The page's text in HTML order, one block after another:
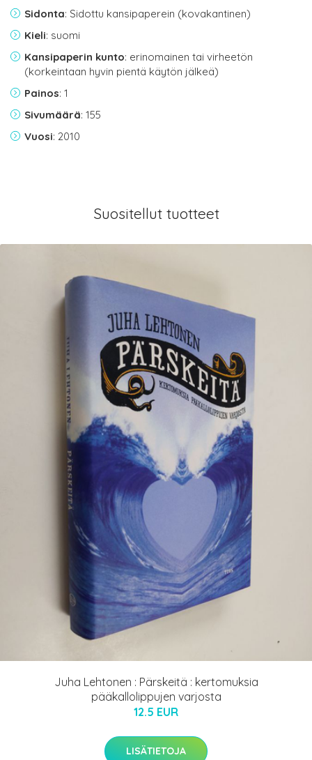
Sidonta: Sidottu kansipaperein (kovakantinen)
Kieli: suomi
Kansipaperin kunto: erinomainen tai virheetön
(korkeintaan hyvin pientä käytön jälkeä)
Painos: 1
Sivumäärä: 155
Vuosi: 2010
Suositellut tuotteet
Juha Lehtonen : Pärskeitä : kertomuksia
pääkallolippujen varjosta
12.5 EUR
LISÄTIETOJA